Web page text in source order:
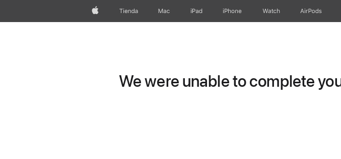
AppleTienda Mac iPad iPhone Watch AirPods
We were unable to complete